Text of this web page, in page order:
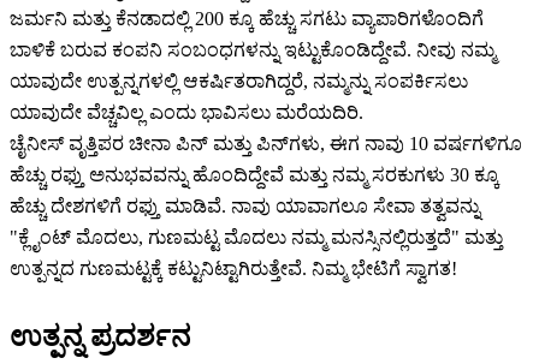
ಜರ್ಮನಿ ಮತ್ತು ಕೆನಡಾದಲ್ಲಿ 200 ಕ್ಕೂ ಹೆಚ್ಚು ಸಗಟು ವ್ಯಾಪಾರಿಗಳೊಂದಿಗೆ
ಬಾಳಿಕೆ ಬರುವ ಕಂಪನಿ ಸಂಬಂಧಗಳನ್ನು ಇಟ್ಟುಕೊಂಡಿದ್ದೇವೆ. ನೀವು ನಮ್ಮ
ಯಾವುದೇ ಉತ್ಪನ್ನಗಳಲ್ಲಿ ಆಕರ್ಷಿತರಾಗಿದ್ದರೆ, ನಮ್ಮನ್ನು ಸಂಪರ್ಕಿಸಲು
ಯಾವುದೇ ವೆಚ್ಚವಿಲ್ಲ ಎಂದು ಭಾವಿಸಲು ಮರೆಯದಿರಿ.
ಚೈನೀಸ್ ವೃತ್ತಿಪರ ಚೀನಾ ಪಿನ್ ಮತ್ತು ಪಿನ್‌ಗಳು, ಈಗ ನಾವು 10 ವರ್ಷಗಳಿಗೂ
ಹೆಚ್ಚು ರಫ್ತು ಅನುಭವವನ್ನು ಹೊಂದಿದ್ದೇವೆ ಮತ್ತು ನಮ್ಮ ಸರಕುಗಳು 30 ಕ್ಕೂ
ಹೆಚ್ಚು ದೇಶಗಳಿಗೆ ರಫ್ತು ಮಾಡಿವೆ. ನಾವು ಯಾವಾಗಲೂ ಸೇವಾ ತತ್ವವನ್ನು
"ಕ್ಲೈಂಟ್ ಮೊದಲು, ಗುಣಮಟ್ಟ ಮೊದಲು ನಮ್ಮ ಮನಸ್ಸಿನಲ್ಲಿರುತ್ತದೆ" ಮತ್ತು
ಉತ್ಪನ್ನದ ಗುಣಮಟ್ಟಕ್ಕೆ ಕಟ್ಟುನಿಟ್ಟಾಗಿರುತ್ತೇವೆ. ನಿಮ್ಮ ಭೇಟಿಗೆ ಸ್ವಾಗತ!
ಉತ್ಪನ್ನ ಪ್ರದರ್ಶನ